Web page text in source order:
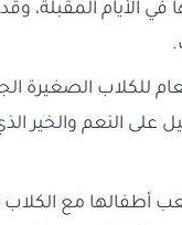
الأيام المقبلة،
للكلاب الصغيرة
على النعم والخير
لعب أطفالها مع